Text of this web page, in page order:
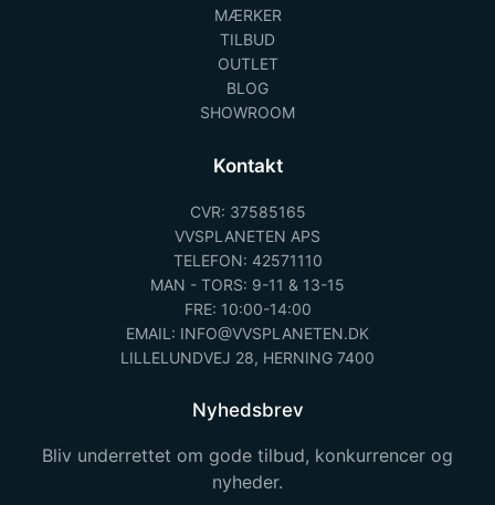
MÆRKER
TILBUD
OUTLET
BLOG
SHOWROOM
Kontakt
CVR: 37585165
VVSPLANETEN APS
TELEFON: 42571110
MAN - TORS: 9-11 & 13-15
FRE: 10:00-14:00
EMAIL: INFO@VVSPLANETEN.DK
LILLELUNDVEJ 28, HERNING 7400
Nyhedsbrev
Bliv underrettet om gode tilbud, konkurrencer og
nyheder.